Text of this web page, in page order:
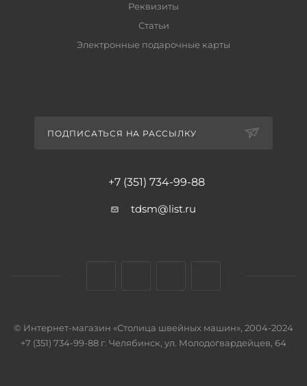
Реквизиты
Статьи
Электронные подарочные карты
ПОДПИСАТЬСЯ НА РАССЫЛКУ
+7 (351) 734-99-88
tdsm@list.ru
© Интернет-магазин «Столица швейных машин», 2004-2024
+7 (351) 734-99-88 г. Челябинск, ул. Молодогвардейцев, 64